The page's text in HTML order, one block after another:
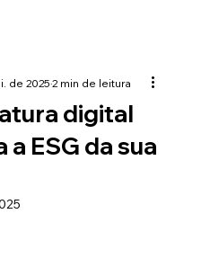
digital
ESG da sua
de 20252 min de leitura